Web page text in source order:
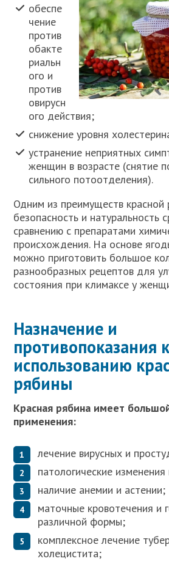
обеспе
чение
против
обакте
риальн
ого и
против
овирусн
ого действия;
снижение уровня
устранение неприятных
женщин в возрасте (снятие
сильного потоотделения).
Одним из преимуществ красной
безопасность и натуральность
сравнению с препаратами
происхождения. На основе
можно приготовить большое
разнообразных рецептов для
состояния при климаксе у
Назначение и
противопоказания к
использованию
рябины
Красная рябина имеет
применения:
лечение вирусных и
патологические
наличие анемии и астении;
маточные кровотечения и
различной формы;
комплексное лечение
холецистита;